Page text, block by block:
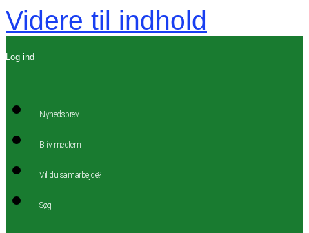
Videre til indhold
Log ind
Nyhedsbrev
Bliv medlem
Vil du samarbejde?
Søg